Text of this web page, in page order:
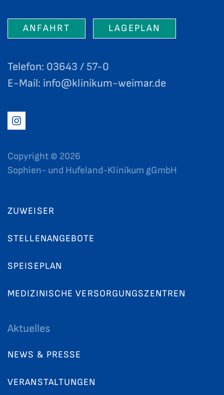
ANFAHRT LAGEPLAN
Telefon: 03643 / 57-0
E-Mail: info@klinikum-weimar.de
Copyright © 2026
Sophien- und Hufeland-Klinikum gGmbH
ZUWEISER
STELLENANGEBOTE
SPEISEPLAN
MEDIZINISCHE VERSORGUNGSZENTREN
Aktuelles
NEWS & PRESSE
VERANSTALTUNGEN